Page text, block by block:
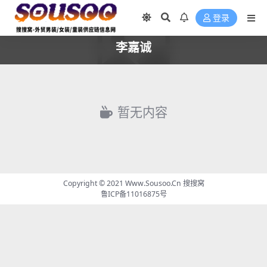
登录
李嘉诚
暂无内容
Copyright © 2021 Www.Sousoo.Cn 搜搜窝
鲁ICP备11016875号